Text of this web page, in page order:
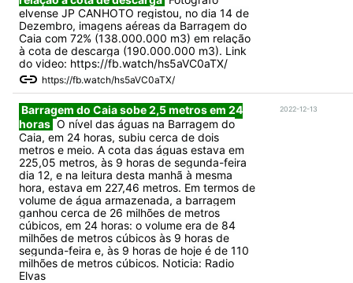
elvense JP CANHOTO registou, no dia 14 de
Dezembro, imagens aéreas da Barragem do
Caia com 72% (138.000.000 m3) em relação
à cota de descarga (190.000.000 m3). Link
do video: https://fb.watch/hs5aVC0aTX/
https://fb.watch/hs5aVC0aTX/
Barragem do Caia sobe 2,5 metros em 24
horas O nível das águas na Barragem do
Caia, em 24 horas, subiu cerca de dois
metros e meio. A cota das águas estava em
225,05 metros, às 9 horas de segunda-feira
dia 12, e na leitura desta manhã à mesma
hora, estava em 227,46 metros. Em termos de
volume de água armazenada, a barragem
ganhou cerca de 26 milhões de metros
cúbicos, em 24 horas: o volume era de 84
milhões de metros cúbicos às 9 horas de
segunda-feira e, às 9 horas de hoje é de 110
milhões de metros cúbicos. Noticia: Radio
Elvas
2022-12-13